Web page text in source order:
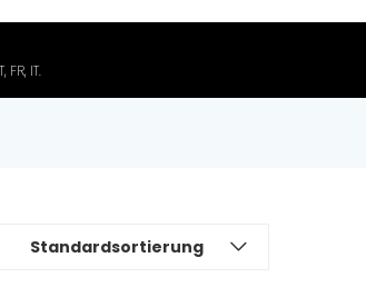
IT.
Standardsortierung